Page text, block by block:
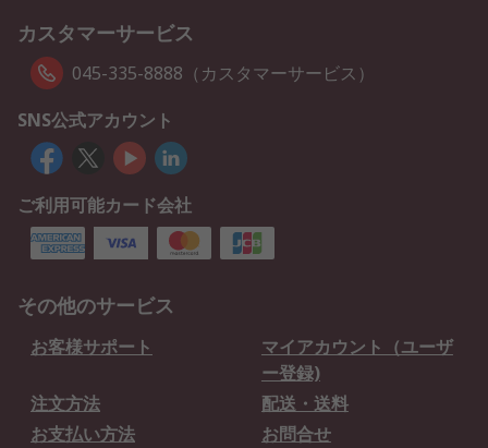
カスタマーサービス
045-335-8888（カスタマーサービス）
SNS公式アカウント
ご利用可能カード会社
その他のサービス
お客様サポート
マイアカウント（ユーザ
ー登録)
注文方法
配送・送料
お支払い方法
お問合せ